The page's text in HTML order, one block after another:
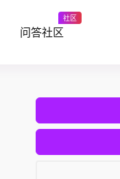
问答社区
社区